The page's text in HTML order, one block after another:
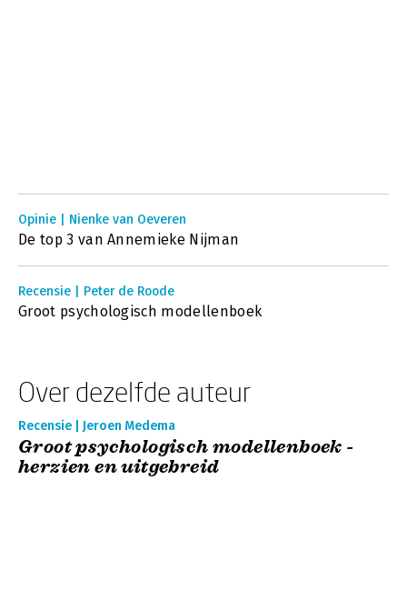
Opinie | Nienke van Oeveren
De top 3 van Annemieke Nijman
Recensie | Peter de Roode
Groot psychologisch modellenboek
Over dezelfde auteur
Recensie | Jeroen Medema
Groot psychologisch modellenboek -
herzien en uitgebreid